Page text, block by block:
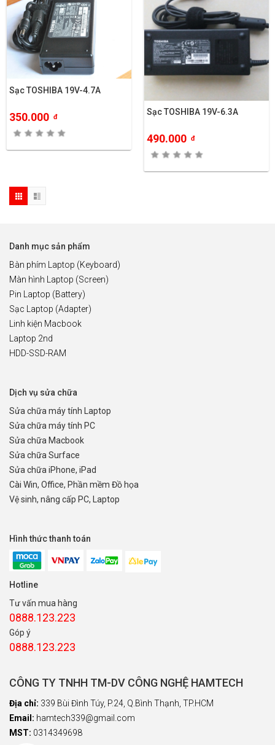
Sạc TOSHIBA 19V-4.7A
350.000 đ
Sạc TOSHIBA 19V-6.3A
490.000 đ
Danh mục sản phẩm
Bàn phím Laptop (Keyboard)
Màn hình Laptop (Screen)
Pin Laptop (Battery)
Sạc Laptop (Adapter)
Linh kiện Macbook
Laptop 2nd
HDD-SSD-RAM
Dịch vụ sửa chữa
Sửa chữa máy tính Laptop
Sửa chữa máy tính PC
Sửa chữa Macbook
Sửa chữa Surface
Sửa chữa iPhone, iPad
Cài Win, Office, Phần mềm Đồ họa
Vệ sinh, nâng cấp PC, Laptop
Hình thức thanh toán
Hotline
Tư vấn mua hàng
0888.123.223
Góp ý
0888.123.223
CÔNG TY TNHH TM-DV CÔNG NGHỆ HAMTECH
Địa chỉ: 339 Bùi Đình Túy, P.24, Q.Bình Thạnh, TP.HCM
Email: hamtech339@gmail.com
MST: 0314349698